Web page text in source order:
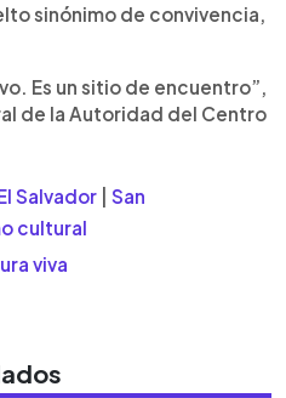
sinónimo de convivencia,
Es un sitio de encuentro”,
de la Autoridad del Centro
Salvador
San
cultural
viva